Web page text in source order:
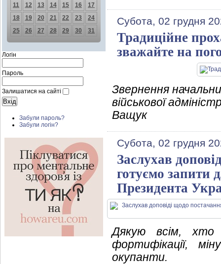
11
12 13 14 15 16
17
18
19 20 21 22 23
24
25
26 27 28 29 30 31
Логін
Пароль
Залишатися на сайті
Забули пароль?
Забули логін?
Субота, 02 грудня
Традиційне
зважайте на
Звернення
військової
Ващук
Субота, 02 грудня
Заслухав
готуємо запити
Президента
Дякую всім, хто
фортифікації,
окупанти.